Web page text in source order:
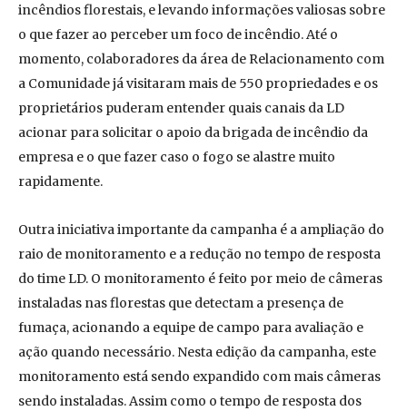
incêndios florestais, e levando informações valiosas sobre
o que fazer ao perceber um foco de incêndio. Até o
momento, colaboradores da área de Relacionamento com
a Comunidade já visitaram mais de 550 propriedades e os
proprietários puderam entender quais canais da LD
acionar para solicitar o apoio da brigada de incêndio da
empresa e o que fazer caso o fogo se alastre muito
rapidamente.
Outra iniciativa importante da campanha é a ampliação do
raio de monitoramento e a redução no tempo de resposta
do time LD. O monitoramento é feito por meio de câmeras
instaladas nas florestas que detectam a presença de
fumaça, acionando a equipe de campo para avaliação e
ação quando necessário. Nesta edição da campanha, este
monitoramento está sendo expandido com mais câmeras
sendo instaladas. Assim como o tempo de resposta dos